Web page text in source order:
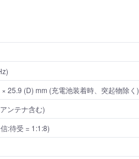
25.9 (D) mm (充電池装着時、突起物除く)
ンテナ含む)
:待受 = 1:1:8)